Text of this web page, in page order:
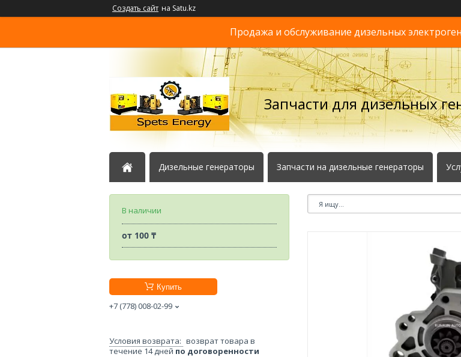
Создать сайт на Satu.kz
Продажа и обслуживание дизельных
Запчасти для дизельных
Дизельные генераторы Запчасти на дизельные генераторы
В наличии
от 100 ₸
Купить
+7 (778) 008-02-99
возврат товара в
течение 14 дней по договоренности